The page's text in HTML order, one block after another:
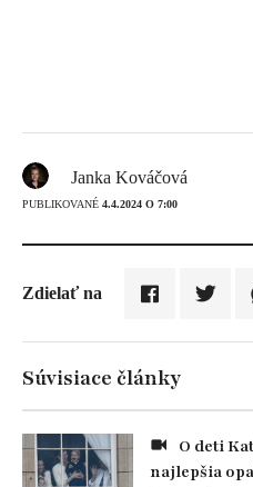
Janka Kováčová
PUBLIKOVANÉ 4.4.2024 O 7:00
Zdielať na
Súvisiace články
najlepšia